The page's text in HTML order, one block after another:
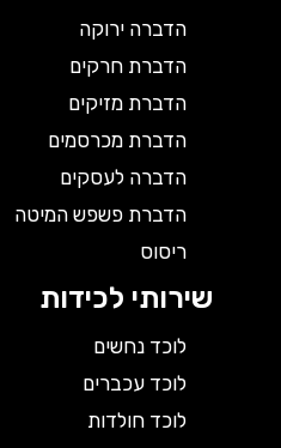
הדברה ירוקה
הדברת חרקים
הדברת מזיקים
הדברת מכרסמים
הדברה לעסקים
הדברת פשפש המיטה
ריסוס
שירותי לכידות
לוכד נחשים
לוכד עכברים
לוכד חולדות